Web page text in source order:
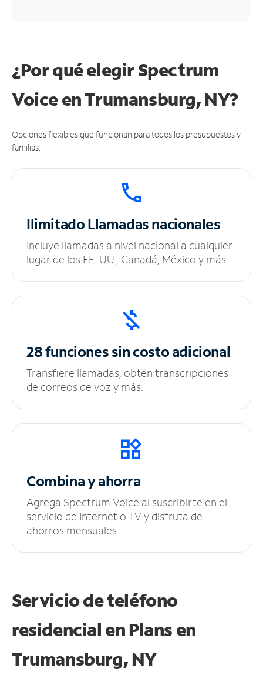
¿Por qué elegir Spectrum
Voice en Trumansburg, NY?
Opciones flexibles que funcionan para todos los presupuestos y
familias.
IlimitadoLlamadas nacionales
Incluye llamadas a nivel nacional a cualquier
lugar de los EE. UU., Canadá, México y más.
28 funciones sincosto adicional
Transfiere llamadas, obtén transcripciones
de correos de voz y más.
Combina y ahorra
Agrega Spectrum Voice al suscribirte en el
servicio de Internet o TV y disfruta de
ahorros mensuales.
Servicio de teléfono
residencial en Plans en
Trumansburg, NY